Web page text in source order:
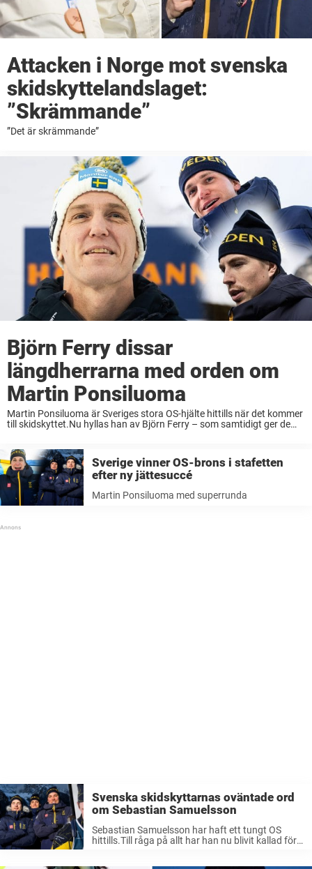
Attacken i Norge mot svenska
skidskyttelandslaget:
”Skrämmande”
”Det är skrämmande”
Björn Ferry dissar
längdherrarna med orden om
Martin Ponsiluoma
Martin Ponsiluoma är Sveriges stora OS-hjälte hittills när det kommer
till skidskyttet.Nu hyllas han av Björn Ferry – som samtidigt ger de
Sverige vinner OS-brons i stafetten
efter ny jättesuccé
Martin Ponsiluoma med superrunda
Svenska skidskyttarnas oväntade ord
om Sebastian Samuelsson
Sebastian Samuelsson har haft ett tungt OS
hittills.Till råga på allt har han nu blivit kallad för